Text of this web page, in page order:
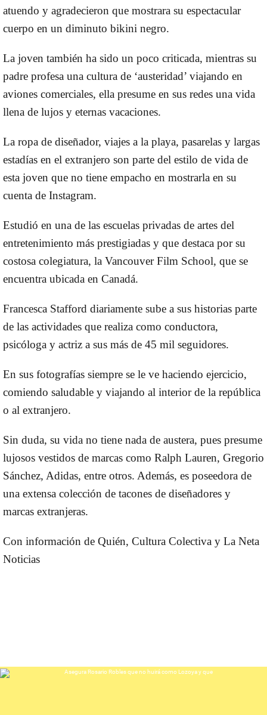
atuendo y agradecieron que mostrara su espectacular
cuerpo en un diminuto bikini negro.
La joven también ha sido un poco criticada, mientras su
padre profesa una cultura de ‘austeridad’ viajando en
aviones comerciales, ella presume en sus redes una vida
llena de lujos y eternas vacaciones.
La ropa de diseñador, viajes a la playa, pasarelas y largas
estadías en el extranjero son parte del estilo de vida de
esta joven que no tiene empacho en mostrarla en su
cuenta de Instagram.
Estudió en una de las escuelas privadas de artes del
entretenimiento más prestigiadas y que destaca por su
costosa colegiatura, la Vancouver Film School, que se
encuentra ubicada en Canadá.
Francesca Stafford diariamente sube a sus historias parte
de las actividades que realiza como conductora,
psicóloga y actriz a sus más de 45 mil seguidores.
En sus fotografías siempre se le ve haciendo ejercicio,
comiendo saludable y viajando al interior de la república
o al extranjero.
Sin duda, su vida no tiene nada de austera, pues presume
lujosos vestidos de marcas como Ralph Lauren, Gregorio
Sánchez, Adidas, entre otros. Además, es poseedora de
una extensa colección de tacones de diseñadores y
marcas extranjeras.
Con información de Quién, Cultura Colectiva y La Neta
Noticias